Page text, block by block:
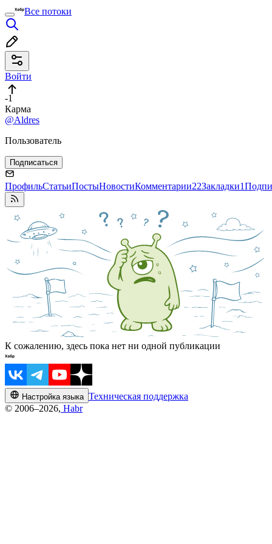
Все потоки
Войти
-1
Карма
@Aldres
Пользователь
Подписаться
ПрофильСтатьиПостыНовостиКомментарии22Закладки1
К сожалению, здесь пока нет ни одной публикации
Настройка языка Техническая поддержка
© 2006–2026, Habr